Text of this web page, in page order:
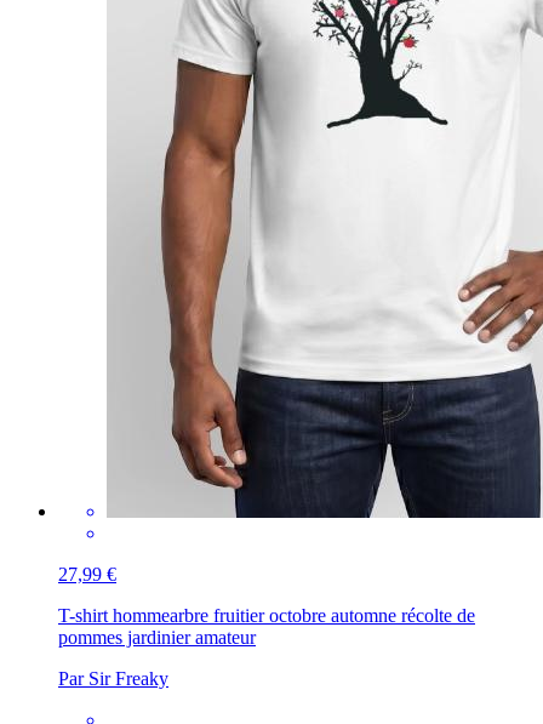
27,99 €
T-shirt hommearbre fruitier octobre automne récolte de
pommes jardinier amateur
Par Sir Freaky